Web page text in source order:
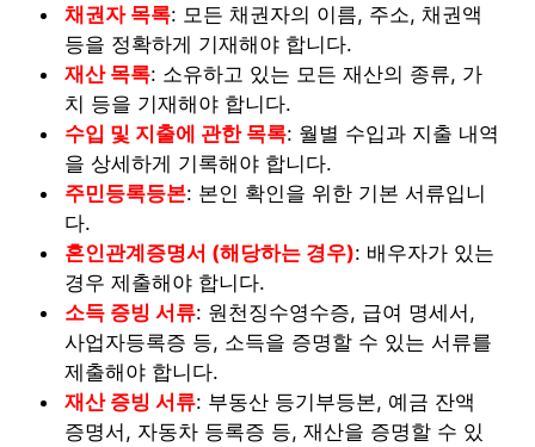
채권자 목록: 모든 채권자의 이름, 주소, 채권액
등을 정확하게 기재해야 합니다.
재산 목록: 소유하고 있는 모든 재산의 종류, 가
치 등을 기재해야 합니다.
수입 및 지출에 관한 목록: 월별 수입과 지출 내역
을 상세하게 기록해야 합니다.
주민등록등본: 본인 확인을 위한 기본 서류입니
다.
혼인관계증명서 (해당하는 경우): 배우자가 있는
경우 제출해야 합니다.
소득 증빙 서류: 원천징수영수증, 급여 명세서,
사업자등록증 등, 소득을 증명할 수 있는 서류를
제출해야 합니다.
재산 증빙 서류: 부동산 등기부등본, 예금 잔액
증명서, 자동차 등록증 등, 재산을 증명할 수 있